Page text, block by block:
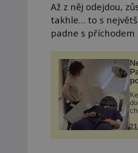
Až z něj odejdou,
takhle… to s
padne s